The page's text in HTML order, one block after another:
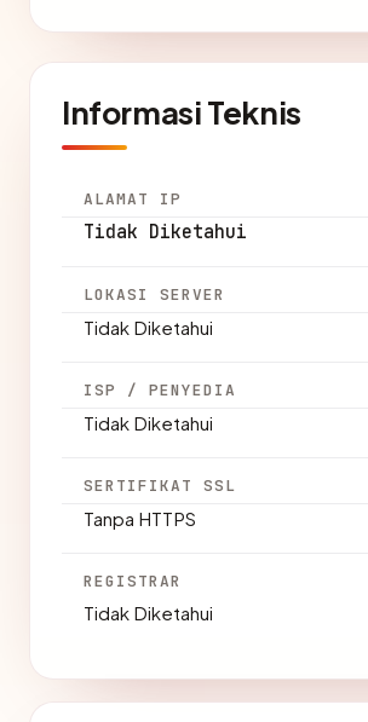
Informasi Teknis
ALAMAT IP
Tidak Diketahui
LOKASI SERVER
Tidak Diketahui
ISP / PENYEDIA
Tidak Diketahui
SERTIFIKAT SSL
Tanpa HTTPS
REGISTRAR
Tidak Diketahui